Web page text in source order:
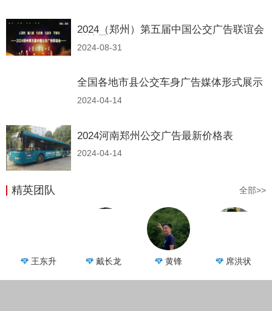
2024（郑州）第五届中国公交广告联谊会
2024-08-31
全国各地市县公交车身广告媒体形式展示
2024-04-14
2024河南郑州公交广告最新价格表
2024-04-14
精英团队 全部>>
王东升 戴长龙 黄锋 席洪状